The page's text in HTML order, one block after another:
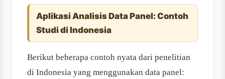
Aplikasi Analisis Data Panel: Contoh
Studi di Indonesia
Berikut beberapa contoh nyata dari penelitian
di Indonesia yang menggunakan data panel: